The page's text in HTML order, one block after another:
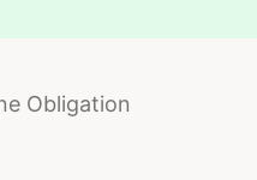
Obligation